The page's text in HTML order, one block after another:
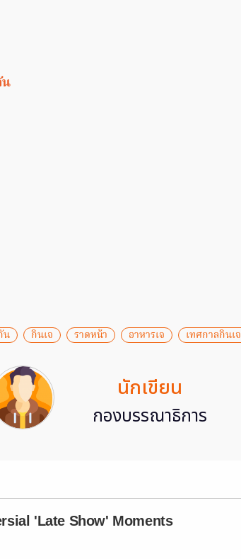
น กินเจ ราดหน้า อาหารเจ เทศกาลกินเจ
นักเขียน
กองบรรณาธิการ